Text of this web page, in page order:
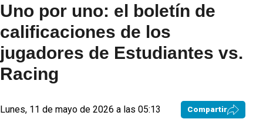
Uno por uno: el boletín de
calificaciones de los
jugadores de Estudiantes vs.
Racing
Lunes, 11 de mayo de 2026 a las 05:13 Compartir